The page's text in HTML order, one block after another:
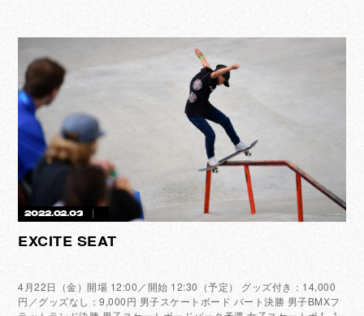
2022.02.03
EXCITE SEAT
4月22日（金）開場 12:00／開始 12:30（予定） グッズ付き：14,000
円／グッズなし：9,000円 男子スケートボード バート決勝 男子BMXフ